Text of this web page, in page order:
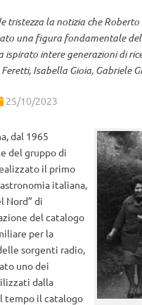
tristezza la notizia che
una figura fondamentale
ispirato intere generazioni di
Isabella Gioia, Gabriele
25/10/2023
dal 1965
del gruppo di
il primo
italiana,
Nord” di
del catalogo
per la
sorgenti radio,
uno dei
dalla
tempo il catalogo